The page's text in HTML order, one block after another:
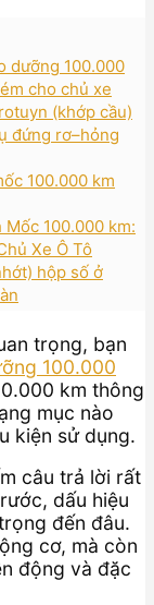
dưỡng 100.000
cho chủ xe
(khớp cầu)
đứng rơ–hỏng
100.000 km
Mốc 100.000 km:
Xe Ô Tô
hộp số ở
trọng, bạn
100.000
km thông
mục nào
kiện sử dụng.
câu trả lời rất
dấu hiệu
đến đâu.
cơ, mà còn
động và đặc